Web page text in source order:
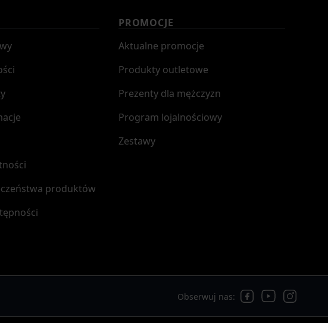
produktów
PROMOCJE
Aktualne promocje
Produkty outletowe
Prezenty dla mężczyzn
Program lojalnościowy
Zestawy
Obserwuj nas: